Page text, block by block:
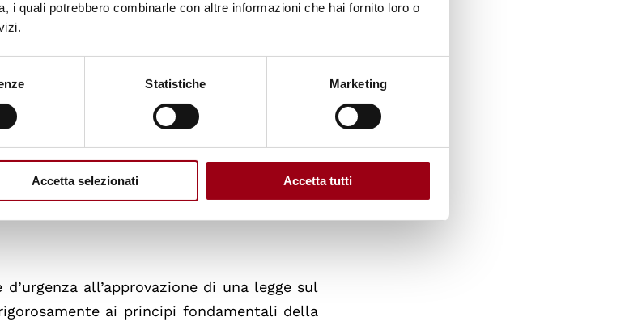
i quali potrebbero combinarle con altre informazioni che hai fornito loro o
Statistiche Marketing
Accetta selezionati Accetta tutti
proposte di legge che danno alio Stato i
delle armi, reso impossibile dall’attuale
al preoccupante trafﬁco illegale di armi
internazionale della droga, ribadendo la
del giorno del 24 luglio 1986 votato a
all’approvazione di una legge sul
ai principi fondamentali della